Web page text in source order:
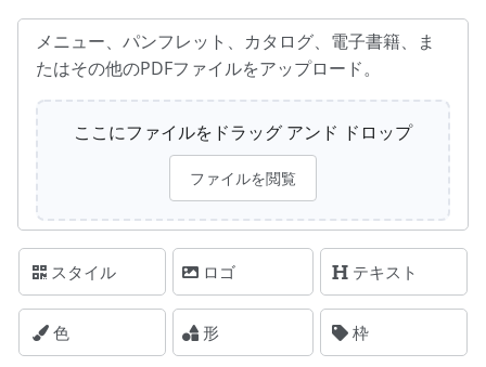
メニュー、パンフレット、カタログ、電子書籍、ま
たはその他のPDFファイルをアップロード。
ここにファイルをドラッグ アンド ドロップ
ファイルを閲覧
スタイル ロゴ テキスト
色 形 枠